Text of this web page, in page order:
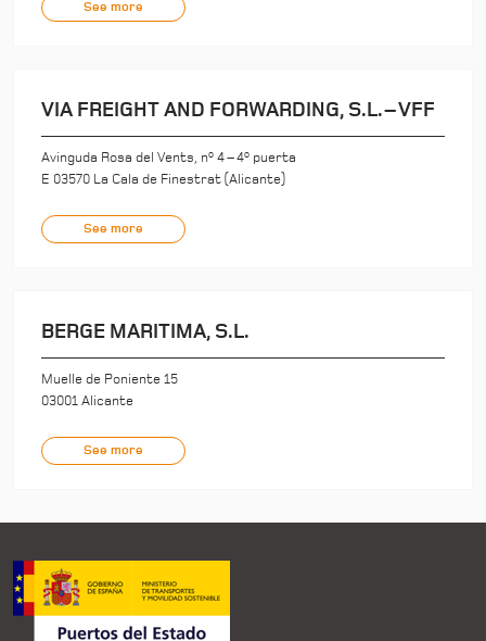
See more
VIA FREIGHT AND FORWARDING, S.L. – VFF
Avinguda Rosa del Vents, nº 4 – 4º puerta
E 03570 La Cala de Finestrat (Alicante)
See more
BERGE MARITIMA, S.L.
Muelle de Poniente 15
03001 Alicante
See more